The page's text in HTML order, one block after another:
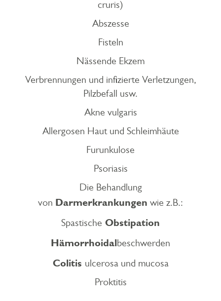
cruris)
Abszesse
Fisteln
Nässende Ekzem
Verbrennungen und infizierte Verletzungen,
Pilzbefall usw.
Akne vulgaris
Allergosen Haut und Schleimhäute
Furunkulose
Psoriasis
Die Behandlung
von Darmerkrankungen wie z.B.:
Spastische Obstipation
Hämorrhoidalbeschwerden
Colitis ulcerosa und mucosa
Proktitis